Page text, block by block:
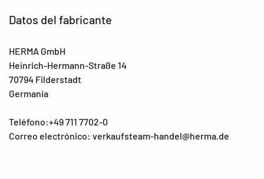
Datos del fabricante
HERMA GmbH
Heinrich-Hermann-Straße 14
70794 Filderstadt
Germania
Teléfono:+49 711 7702-0
Correo electrónico: verkaufsteam-handel@herma.de